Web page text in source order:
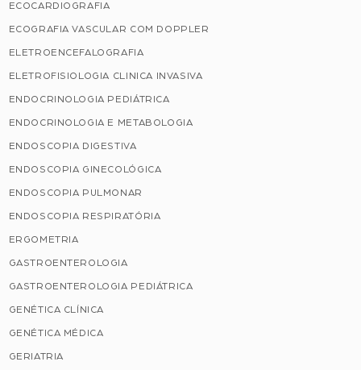
ECOCARDIOGRAFIA
ECOGRAFIA VASCULAR COM DOPPLER
ELETROENCEFALOGRAFIA
ELETROFISIOLOGIA CLINICA INVASIVA
ENDOCRINOLOGIA PEDIÁTRICA
ENDOCRINOLOGIA E METABOLOGIA
ENDOSCOPIA DIGESTIVA
ENDOSCOPIA GINECOLÓGICA
ENDOSCOPIA PULMONAR
ENDOSCOPIA RESPIRATÓRIA
ERGOMETRIA
GASTROENTEROLOGIA
GASTROENTEROLOGIA PEDIÁTRICA
GENÉTICA CLÍNICA
GENÉTICA MÉDICA
GERIATRIA